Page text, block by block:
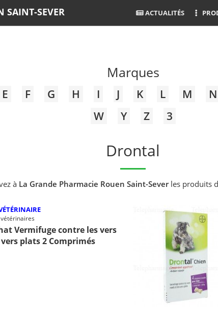
SAINT-SEVER ACTUALITÉS
Marques
E F G H I J K L M N
W
Y Z 3
Drontal
à La Grande Pharmacie Rouen Saint-Severles produits
Vermifuge contre les vers
plats 2 Comprimés